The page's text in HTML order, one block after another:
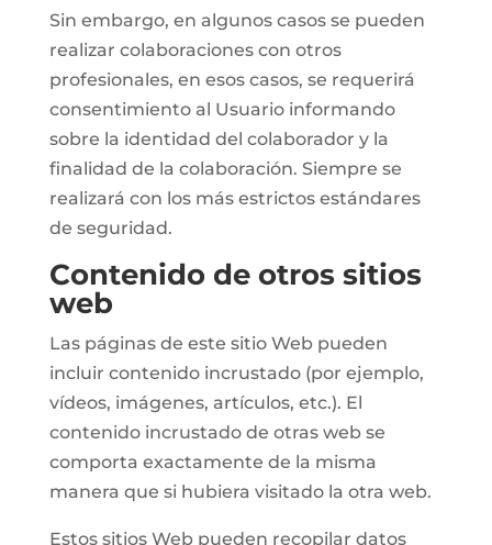
Sin embargo, en algunos casos se pueden
realizar colaboraciones con otros
profesionales, en esos casos, se requerirá
consentimiento al Usuario informando
sobre la identidad del colaborador y la
finalidad de la colaboración. Siempre se
realizará con los más estrictos estándares
de seguridad.
Contenido de otros sitios
web
Las páginas de este sitio Web pueden
incluir contenido incrustado (por ejemplo,
vídeos, imágenes, artículos, etc.). El
contenido incrustado de otras web se
comporta exactamente de la misma
manera que si hubiera visitado la otra web.
Estos sitios Web pueden recopilar datos